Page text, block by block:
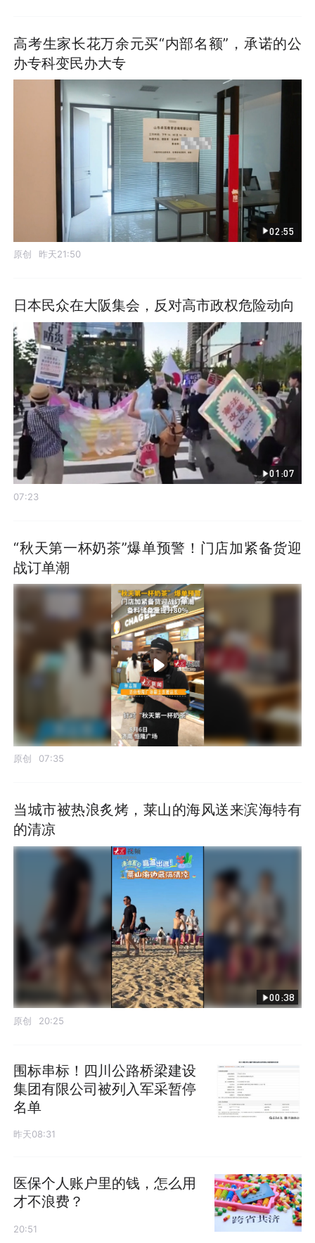
高考生家长花万余元买“内部名额”，承诺的公
办专科变民办大专
02:55
原创 昨天21:50
日本民众在大阪集会，反对高市政权危险动向
01:07
07:23
“秋天第一杯奶茶”爆单预警！门店加紧备货迎
战订单潮
原创 07:35
当城市被热浪炙烤，莱山的海风送来滨海特有
的清凉
00:38
原创 20:25
围标串标！四川公路桥梁建设
集团有限公司被列入军采暂停
名单
昨天08:31
医保个人账户里的钱，怎么用
才不浪费？
20:51